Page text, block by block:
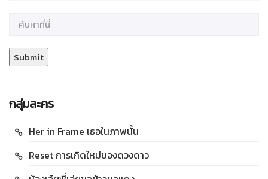
กลุ่มละคร
Her in Frame เธอในภาพนั้น
Reset การเกิดใหม่ของดวงดาว